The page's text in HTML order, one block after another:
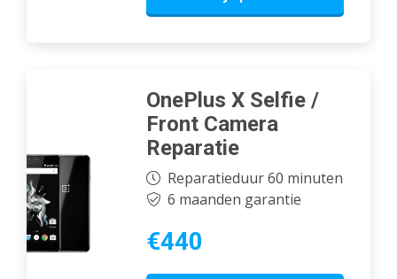
OnePlus X Selfie /
Front Camera
Reparatie
Reparatieduur 60 minuten
6 maanden garantie
€440